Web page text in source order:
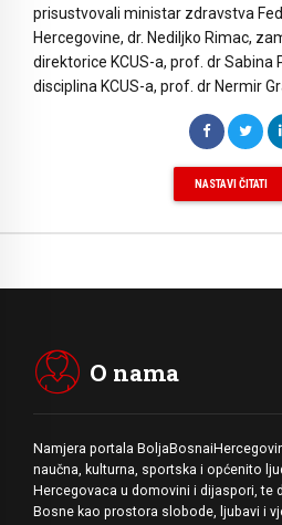
prisustvovali ministar zdravstva
Hercegovine, dr. Nediljko Rimac,
direktorice KCUS-a, prof. dr Sabina
disciplina KCUS-a, prof. dr Nermir
NASTAVI ČITATI
O nama
Namjera portala
naučna, kulturna, sportska i općenito
Hercegovaca u domovini i dijaspori, te
Bosne kao prostora slobode, ljubavi i